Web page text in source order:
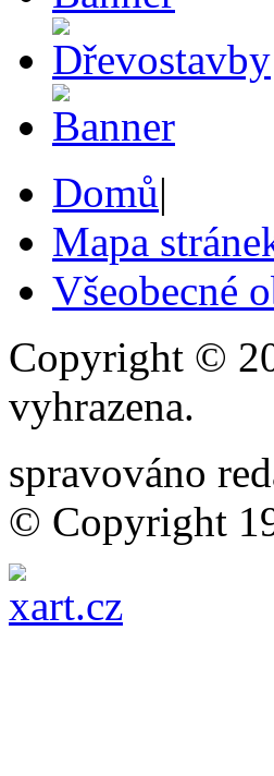
Domů|
Mapa
Všeobecné
Copyright ©
vyhrazena.
spravováno
© Copyright